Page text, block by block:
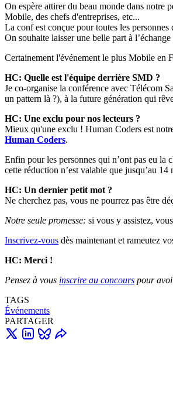
On espère attirer du beau monde dans notre
Mobile, des chefs d'entreprises, etc...
La conf est conçue pour toutes les
On souhaite laisser une belle part à
Certainement l'événement le plus Mobile en
HC: Quelle est l'équipe derrière SMD ?
Je co-organise la conférence avec Télécom
un pattern là ?), à la future génération qui
HC: Une exclu pour nos lecteurs ?
Mieux qu'une exclu ! Human Coders est
Human Coders.
Enfin pour les personnes qui n’ont pas eu la
cette réduction n’est valable que jusqu’au 14
HC: Un dernier petit mot ?
Ne cherchez pas, vous ne pourrez pas être
Notre seule promesse: si vous y assistez,
Inscrivez-vous dès maintenant et rameutez
HC: Merci !
Pensez à vous inscrire au concours pour
TAGS
Événements
PARTAGER